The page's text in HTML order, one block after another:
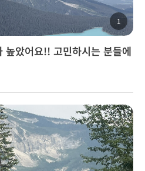
1
높았어요!! 고민하시는 분들에